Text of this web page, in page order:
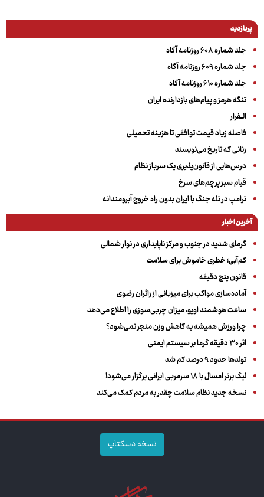
پربازدید
جلد شماره ۶۰۸ روزنامه آگاه
جلد شماره ۶۰۹ روزنامه آگاه
جلد شماره ۶۱۰ روزنامه آگاه
تنگه هرمز و پیام‌های بازدارنده ایران
الــفرار
فاصله زیاد قیمت توافقی تا هزینه تحمیلی
زنانی که تاریخ می‌نویسند
درس‌هایی از قانون‌پذیری یک سرباز نظام
قیام سبز پرچم‌های سرخ
ترامپ در تله جنگ با ایران بدون راه خروج آبرومندانه
آخرین اخبار
گرمای شدید در جنوب و مرکز ناپایداری در نوار شمالی
کم‌آبی؛ خطری خاموش برای سلامت
قانون پنج دقیقه
آماده‌سازی مواکب برای میزبانی از زائران رضوی
ساعت هوشمند اوپو، میزان چربی‌سوزی را اطلاع می‌دهد
چرا ورزش همیشه به کاهش وزن منجر نمی‌شود؟
اثر ۳۰ دقیقه گرما بر سیستم ایمنی
تولدها حدود ۹ درصد کم شد
لیگ برتر امسال با ۱۸ سرمربی ایرانی برگزار می‌شود!
نسخه جدید نظام سلامت چقدر به مردم کمک می‌کند
نسخه دسکتاپ